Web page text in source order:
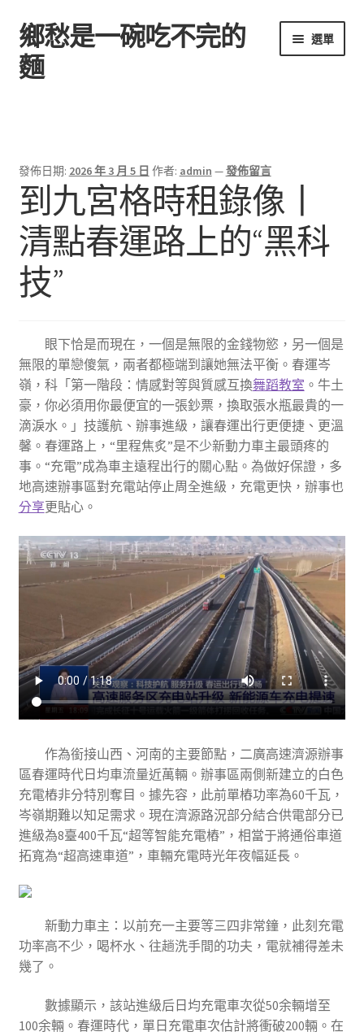
跳
至
導
跳
至
主
鄉愁是一碗吃不完的
麵
選單
發佈日期: 2026 年 3 月 5 日 作者: admin —發佈留言
到九宮格時租錄像丨
清點春運路上的“黑科
技”
眼下恰是而現在，一個是無限的金錢物慾，另一個是
無限的單戀傻氣，兩者都極端到讓她無法平衡。春運岑
嶺，科「第一階段：情感對等與質感互換舞蹈教室 。牛土
豪，你必須用你最便宜的一張鈔票，換取張水瓶最貴的一
滴淚水。」技護航、辦事進級，讓春運出行更便捷、更溫
馨。春運路上，“里程焦炙”是不少新動力車主最頭疼的
事。“充電”成為車主遠程出行的關心點。為做好保證，多
地高速辦事區對充電站停止周全進級，充電更快，辦事也
分享更貼心。
作為銜接山西、河南的主要節點，二廣高速濟源辦事
區春運時代日均車流量近萬輛。辦事區兩側新建立的白色
充電樁非分特別奪目。據先容，此前單樁功率為60千瓦，
岑嶺期難以知足需求。現在濟源路況部分結合供電部分已
進級為8臺400千瓦“超等智能充電樁”，相當于將通俗車道
拓寬為“超高速車道”，車輛充電時光年夜幅延長。
新動力車主：以前充一主要等三四非常鐘，此刻充電
功率高不少，喝杯水、往趟洗手間的功夫，電就補得差未
幾了。
數據顯示，該站進級后日均充電車次從50余輛增至
100余輛。春運時代，單日充電車次估計將衝破200輛。在